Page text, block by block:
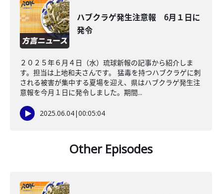
ハブクラゲ発生注意報 6月１日に
発令
２０２５年６月４日（水）琉球新報の記事から紹介しま
す。担当は上地和夫さんです。 猛毒を持つハブクラゲに刺
される被害が集中する夏場を迎え、県はハブクラゲ発生注
意報を今月１日に発令しました。期間...
2025.06.04|00:05:04
Other Episodes